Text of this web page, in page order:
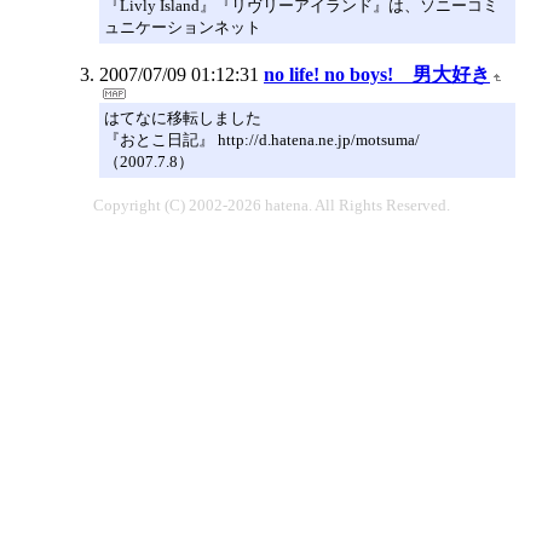
『Livly Island』『リヴリーアイランド』は、ソニーコミ
ュニケーションネット
2007/07/09 01:12:31 no life! no boys! 男大好き
はてなに移転しました
『おとこ日記』 http://d.hatena.ne.jp/motsuma/
（2007.7.8）
Copyright (C) 2002-2026 hatena. All Rights Reserved.